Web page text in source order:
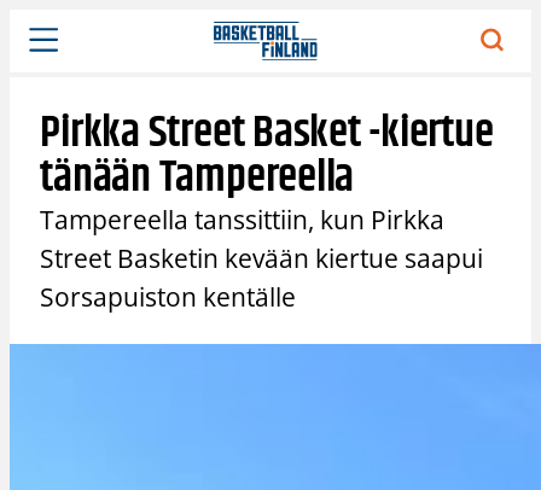
Siirry
sisältöön
Pirkka Street Basket -kiertue
tänään Tampereella
Tampereella tanssittiin, kun Pirkka
Street Basketin kevään kiertue saapui
Sorsapuiston kentälle